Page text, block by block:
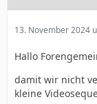
13. November 2024
Hallo
damit wir nicht
kleine